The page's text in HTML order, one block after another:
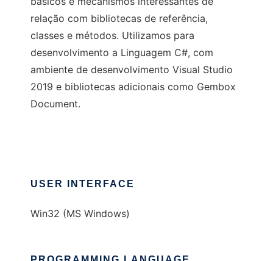
relação com bibliotecas de referência,
classes e métodos. Utilizamos para
desenvolvimento a Linguagem C#, com
ambiente de desenvolvimento Visual Studio
2019 e bibliotecas adicionais como Gembox
Document.
USER INTERFACE
Win32 (MS Windows)